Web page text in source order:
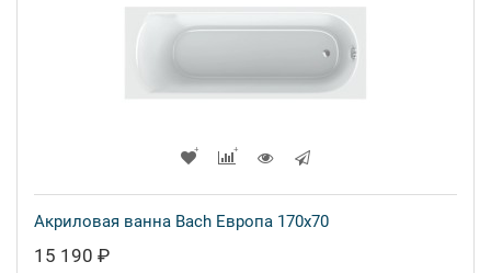
Акриловая ванна Bach Европа 170x70
15 190 ₽